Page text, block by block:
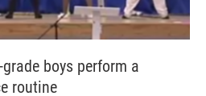
boys perform a
routine